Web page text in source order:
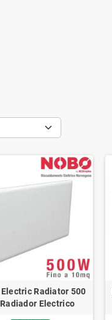
Electric Radiator 500
Electrico